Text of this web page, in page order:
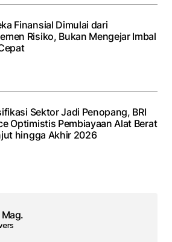
Finansial Dimulai dari
Risiko, Bukan Mengejar Imbal
Sektor Jadi Penopang, BRI
Optimistis Pembiayaan Alat Berat
hingga Akhir 2026